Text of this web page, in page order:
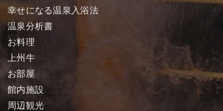
幸せになる温泉入浴法
温泉分析書
お料理
上州牛
お部屋
館内施設
周辺観光